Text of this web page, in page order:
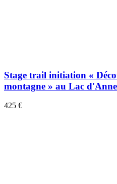
Stage trail initiation «
montagne » au Lac
425 €